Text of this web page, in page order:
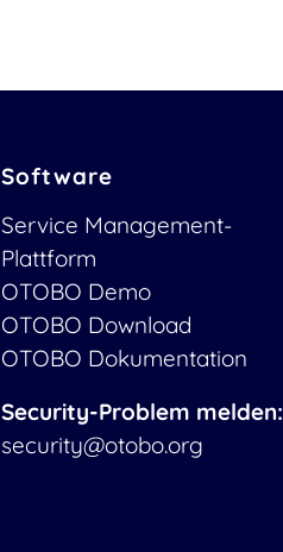
Software
Service Management-
Plattform
OTOBO Demo
OTOBO Download
OTOBO Dokumentation
Security-Problem melden:
security@otobo.org